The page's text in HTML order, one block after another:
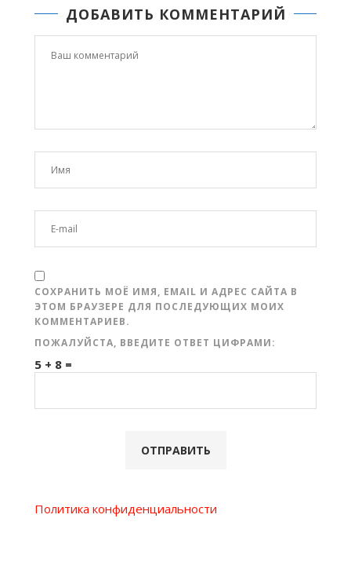
ДОБАВИТЬ КОММЕНТАРИЙ
СОХРАНИТЬ МОЁ ИМЯ, EMAIL И АДРЕС САЙТА В
ЭТОМ БРАУЗЕРЕ ДЛЯ ПОСЛЕДУЮЩИХ МОИХ
КОММЕНТАРИЕВ.
ПОЖАЛУЙСТА, ВВЕДИТЕ ОТВЕТ ЦИФРАМИ:
5 + 8 =
Политика конфиденциальности